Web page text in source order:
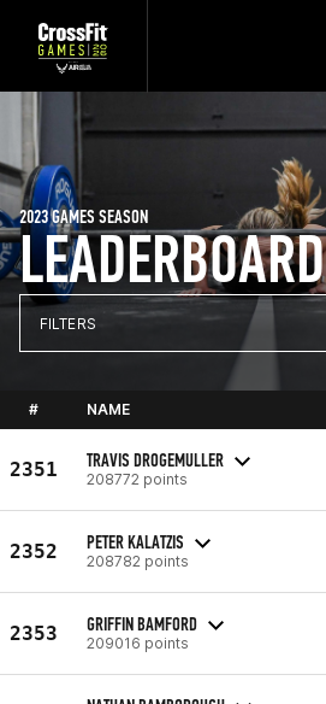
LEADERBOARD
2023 GAMES SEASON
FILTERS
# NAME
2351 TRAVIS DROGEMULLER
208772 points
2352 PETER KALATZIS
208782 points
2353 GRIFFIN BAMFORD
209016 points